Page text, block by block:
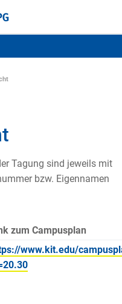
Tagung sind jeweils mit
bzw. Eigennamen
zum Campusplan
www.kit.edu/